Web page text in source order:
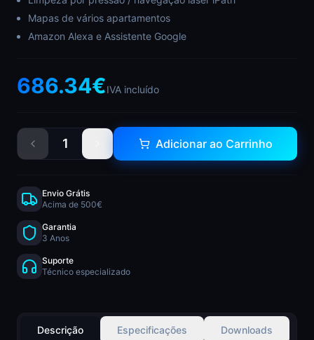
Mapas de vários apartamentos
Amazon Alexa e Assistente Google
686.34€IVA incluído
1 Adicionar ao Carrinho
Envio Grátis
Acima de 500€
Garantia
3 Anos
Suporte
Técnico especializado
Descrição Especificações Downloads